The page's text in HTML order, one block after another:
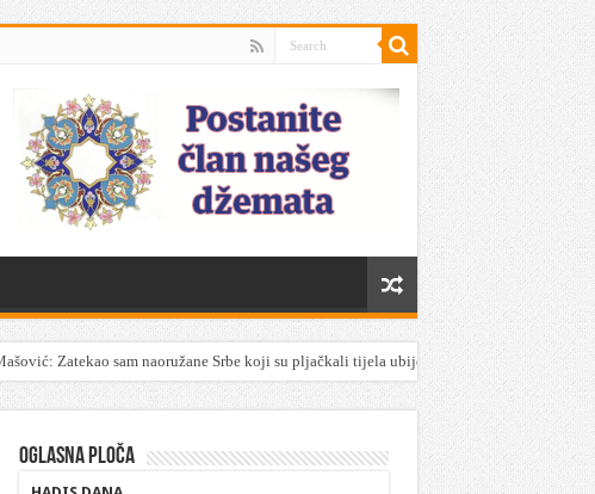
Zatekao sam naoružane Srbe koji su pljačkali tijela ubijenih Srebreničana
Oglasna ploča